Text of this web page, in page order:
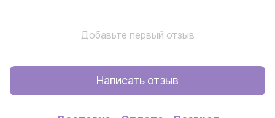
Добавьте первый отзыв
Написать отзыв